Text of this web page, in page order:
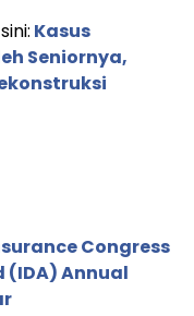
Kasus
Seniornya,
Congress
Annual